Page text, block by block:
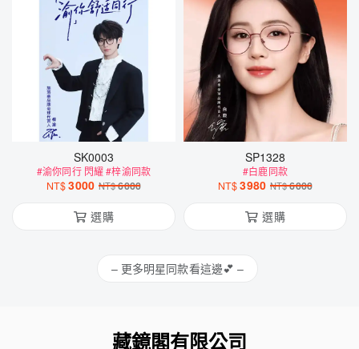
SK0003
#渝你同行 閃耀 #梓渝同款
NT$3000 NT$ 6000
選購
SP1328
#白鹿同款
3980 NT$
選購